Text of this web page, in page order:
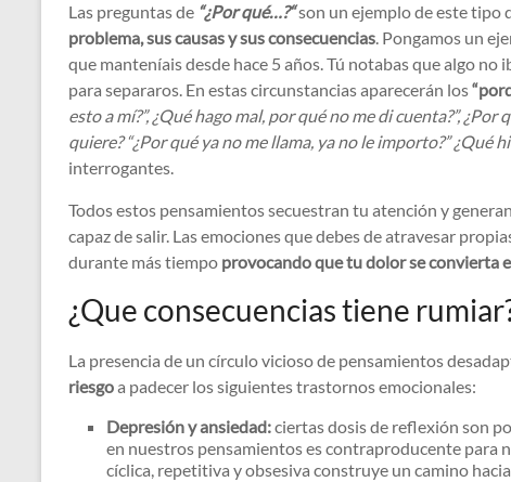
Las preguntas de “¿Por qué…?“son un ejemplo de este tipo
problema, sus causas y sus consecuencias. Pongamos un
que manteníais desde hace 5 años. Tú notabas que algo
para separaros. En estas circunstancias aparecerán los
esto a mí?”, ¿Qué hago mal, por qué no me di cuenta?”,
quiere? “¿Por qué ya no me llama, ya no le importo?” ¿Qué
interrogantes.
Todos estos pensamientos secuestran tu atención y
capaz de salir. Las emociones que debes de atravesar
durante más tiempo provocando que tu dolor se convierta
¿Que consecuencias tiene
La presencia de un círculo vicioso de pensamientos
riesgoa padecer los siguientes trastornos emocionales:
Depresión y ansiedad:ciertas dosis de reflexión son
en nuestros pensamientos es contraproducente para
cíclica, repetitiva y obsesiva construye un camino